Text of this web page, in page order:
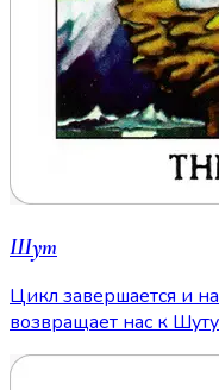
Шут
Цикл завершается и
возвращает нас к Шуту